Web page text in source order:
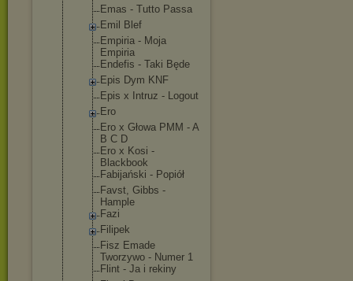
Emas - Tutto Passa
Emil Blef
Empiria - Moja
Empiria
Endefis - Taki Będe
Epis Dym KNF
Epis x Intruz - Logout
Ero
Ero x Głowa PMM - A
B C D
Ero x Kosi -
Blackbook
Fabijański - Popiół
Favst, Gibbs -
Hample
Fazi
Filipek
Fisz Emade
Tworzywo - Numer 1
Flint - Ja i rekiny